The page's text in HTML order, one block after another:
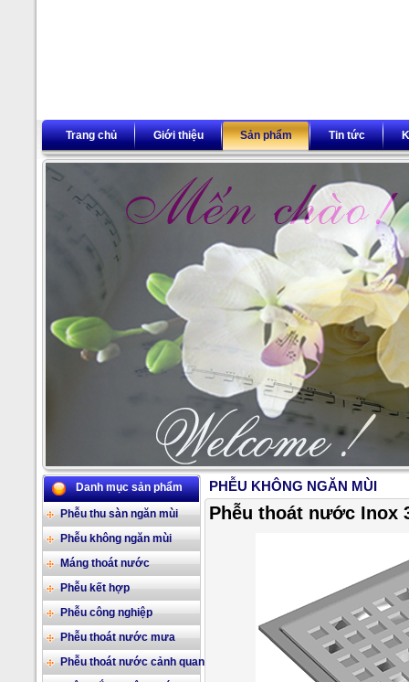
Trang chủ Giới thiệu Sản phẩm Tin tức
2/17
Danh mục sản phẩm
Phễu thu sàn ngăn mùi
Phễu không ngăn mùi
Máng thoát nước
Phễu kết hợp
Phễu công nghiệp
Phễu thoát nước mưa
Phễu thoát nước cảnh quan
PHỄU KHÔNG NGĂN MÙI
Phễu thoát nước Inox